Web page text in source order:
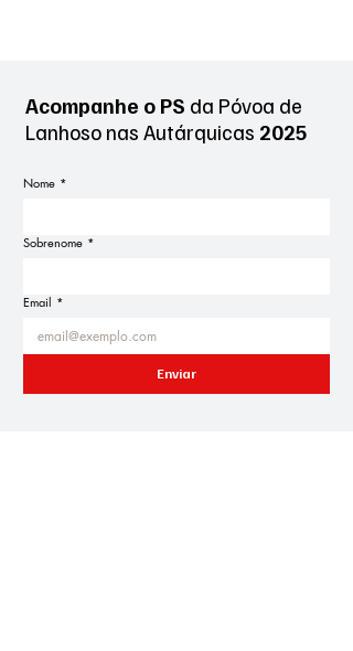
Acompanhe o PS da Póvoa de
Lanhoso nas Autárquicas 2025
Nome *
Sobrenome *
Email *
Enviar